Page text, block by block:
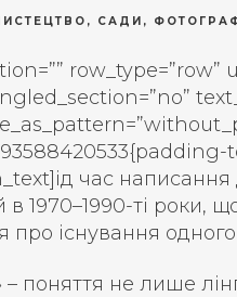
, САДИ ,
row_type=”row”
ід час
в 1970–1990-ті роки,
про існування
– поняття не лише